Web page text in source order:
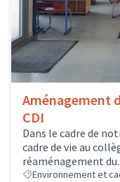
Aménagement
CDI
Dans le cadre de
cadre de vie au
réaménagement
Environnement et